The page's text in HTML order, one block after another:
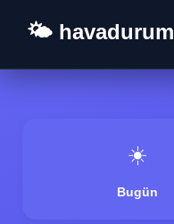
🌤️ havadurum
☀️
Bugün